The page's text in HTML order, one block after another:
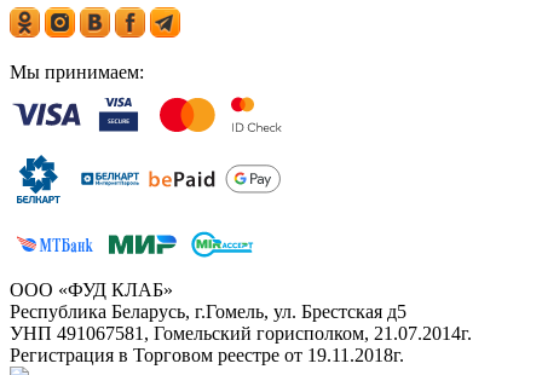
Мы принимаем:
ООО «ФУД КЛАБ»
Республика Беларусь, г.Гомель, ул. Брестская д5
УНП 491067581, Гомельский горисполком, 21.07.2014г.
Регистрация в Торговом реестре от 19.11.2018г.